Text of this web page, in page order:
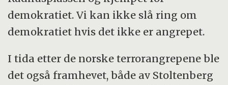
demokratiet. Vi kan ikke slå ring om
demokratiet hvis det ikke er angrepet.
I tida etter de norske terrorangrepene ble
det også framhevet, både av Stoltenberg